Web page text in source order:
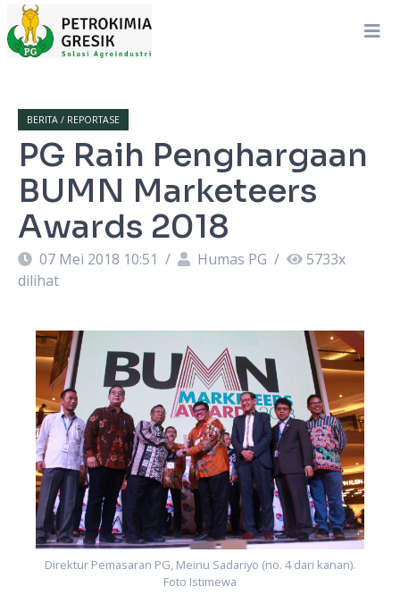
BERITA / REPORTASE
PG Raih Penghargaan
BUMN Marketeers
Awards 2018
07 Mei 2018 10:51 / Humas PG / 5733x
dilihat
Direktur Pemasaran PG, Meinu Sadariyo (no. 4 dari kanan).
Foto Istimewa